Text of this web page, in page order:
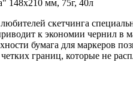
148х210 мм, 75г, 40л
скетчинга
к экономии чернил в
бумага для маркеров
границ, которые не